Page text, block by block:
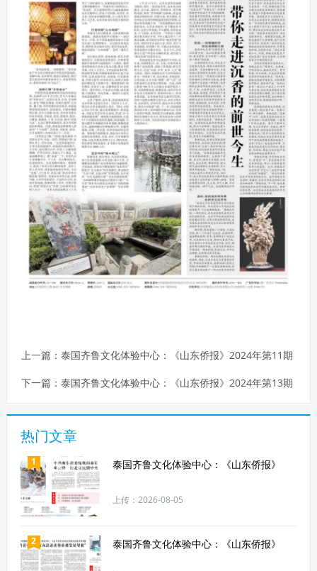
上一篇： 泰国齐鲁文化体验中心：《山东侨报》2024年第11期
下一篇： 泰国齐鲁文化体验中心：《山东侨报》2024年第13期
热门文章
1 泰国齐鲁文化体验中心：《山东侨报》
上传：2026-08-05
2 泰国齐鲁文化体验中心：《山东侨报》